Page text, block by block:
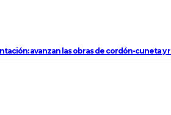
avanzan las obras de cordón-cuneta y